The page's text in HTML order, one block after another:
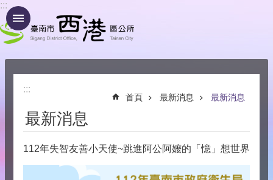
跳到主要內容區塊
:::
:::
首頁 最新消息 最新消息
最新消息
112年失智友善小天使~跳進阿公阿嬤的「憶」想世界